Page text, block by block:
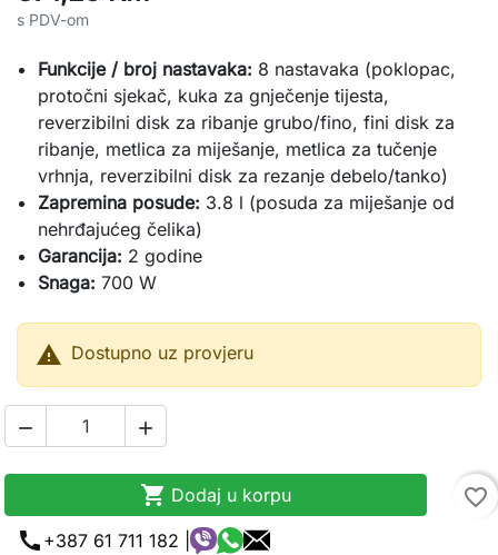
s PDV-om
Funkcije / broj nastavaka: 8 nastavaka (poklopac,
protočni sjekač, kuka za gnječenje tijesta,
reverzibilni disk za ribanje grubo/fino, fini disk za
ribanje, metlica za miješanje, metlica za tučenje
vrhnja, reverzibilni disk za rezanje debelo/tanko)
Zapremina posude: 3.8 l (posuda za miješanje od
nehrđajućeg čelika)
Garancija: 2 godine
Snaga: 700 W
 Dostupno uz provjeru
 
 Dodaj u korpu
favorite_border
call +387 61 711 182 |